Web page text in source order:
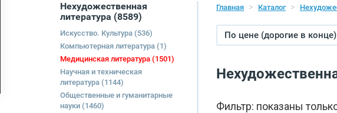
Нехудожественная
литература (8589)
Искусство. Культура (536)
Компьютерная литература (1)
Медицинская литература (1501)
Научная и техническая
литература (1144)
Общественные и гуманитарные
науки (1460)
Главная Каталог
По цене (дорогие в конце)
Фильтр: показаны